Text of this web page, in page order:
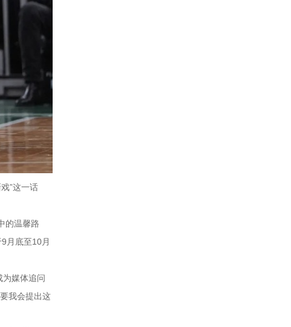
”这一话
的温馨路
月底至10月
为媒体追问
我会提出这